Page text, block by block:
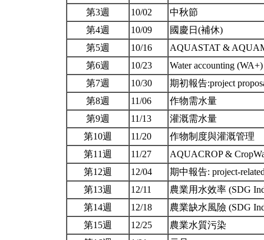
第3週
10/02
中秋節
第4週
10/09
國慶日(補休)
第5週
10/16
AQUASTAT &
第6週
10/23
Water accounting
第7週
10/30
期初報告:project
第8週
11/06
作物需水量
第9週
11/13
灌溉需水量
第10週
11/20
作物制度與灌溉管理
第11週
11/27
AQUACROP &
第12週
12/04
期中報告: project-
第13週
12/11
農業用水效率 (SDG
第14週
12/18
農業缺水風險 (SDG
第15週
12/25
農業水質污染